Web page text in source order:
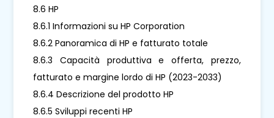
8.6 HP
8.6.1 Informazioni su HP Corporation
8.6.2 Panoramica di HP e fatturato totale
8.6.3 Capacità produttiva e offerta, prezzo,
fatturato e margine lordo di HP (2023-2033)
8.6.4 Descrizione del prodotto HP
8.6.5 Sviluppi recenti HP